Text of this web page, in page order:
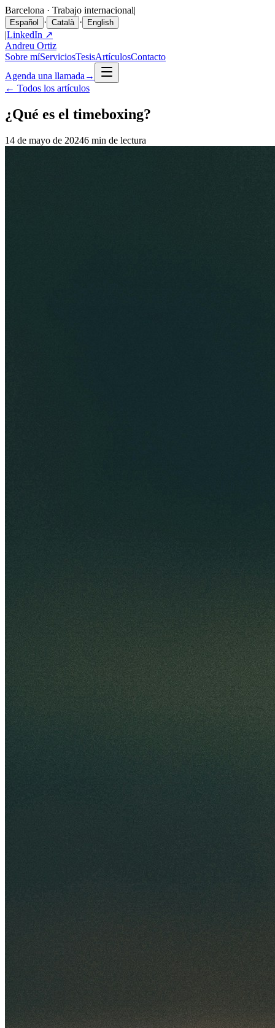
Barcelona · Trabajo internacional|
Español · Català · English
|LinkedIn ↗
Andreu Ortiz
Sobre míServiciosTesisArtículosContacto
Agenda una llamada →
← Todos los artículos
¿Qué es el timeboxing?
14 de mayo de 20246 min de lectura